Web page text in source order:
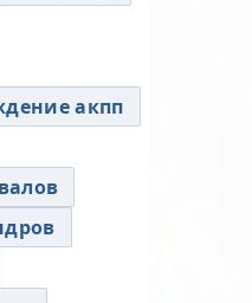
акпп